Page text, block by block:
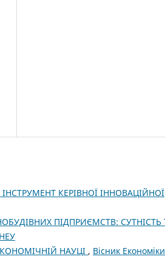
КЕРІВНОЇ ІННОВАЦІЙНОЇ
ПІДПРИЄМСТВ: СУТНІСТЬ
НАУЦІ , Вісник